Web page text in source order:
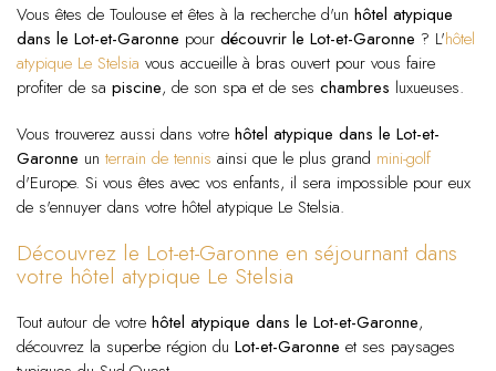
Vous êtes de Toulouse et êtes à la recherche d'un hôtel atypique
dans le Lot-et-Garonne pour découvrir le Lot-et-Garonne ? L'hôtel
atypique Le Stelsia vous accueille à bras ouvert pour vous faire
profiter de sa piscine, de son spa et de ses chambres luxueuses.
Vous trouverez aussi dans votre hôtel atypique dans le Lot-et-
Garonne un terrain de tennis ainsi que le plus grand mini-golf
d'Europe. Si vous êtes avec vos enfants, il sera impossible pour eux
de s'ennuyer dans votre hôtel atypique Le Stelsia.
Découvrez le Lot-et-Garonne en séjournant dans
votre hôtel atypique Le Stelsia
Tout autour de votre hôtel atypique dans le Lot-et-Garonne,
découvrez la superbe région du Lot-et-Garonne et ses paysages